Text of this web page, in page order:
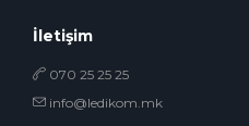
İletişim
070 25 25 25
info@ledikom.mk